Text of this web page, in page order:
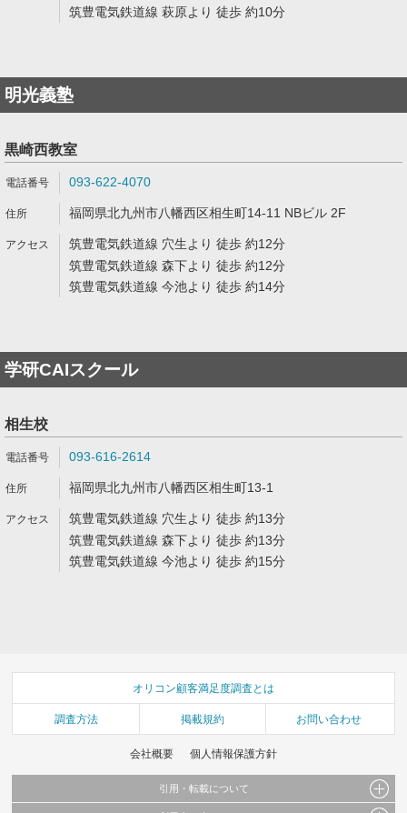
筑豊電気鉄道線 萩原より 徒歩 約10分
明光義塾
黒崎西教室
093-622-4070
福岡県北九州市八幡西区相生町14-11 NBビル 2F
筑豊電気鉄道線 穴生より 徒歩 約12分
筑豊電気鉄道線 森下より 徒歩 約12分
筑豊電気鉄道線 今池より 徒歩 約14分
学研CAIスクール
相生校
093-616-2614
福岡県北九州市八幡西区相生町13-1
筑豊電気鉄道線 穴生より 徒歩 約13分
筑豊電気鉄道線 森下より 徒歩 約13分
筑豊電気鉄道線 今池より 徒歩 約15分
オリコン顧客満足度調査とは
調査方法 掲載規約 お問い合わせ
会社概要 個人情報保護方針
引用・転載について